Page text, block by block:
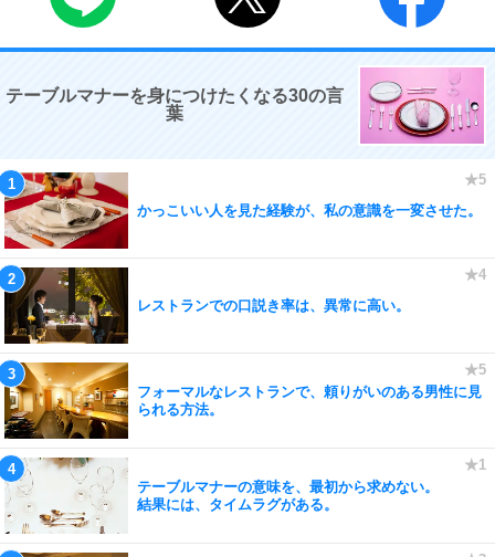
テーブルマナーを身につけたくなる30の言
葉
かっこいい人を見た経験が、私の意識を一変させた。
レストランでの口説き率は、異常に高い。
フォーマルなレストランで、頼りがいのある男性に見
られる方法。
テーブルマナーの意味を、最初から求めない。
結果には、タイムラグがある。